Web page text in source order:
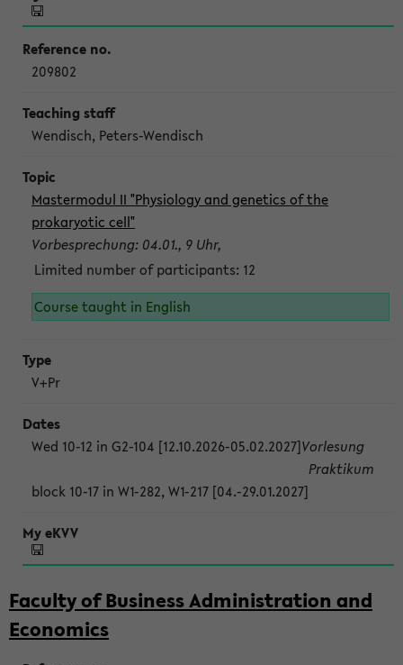
209802
Wendisch, Peters-Wendisch
Mastermodul II "Physiology and genetics of the
prokaryotic cell"
Vorbesprechung: 04.01., 9 Uhr,
Limited number of participants: 12
Course taught in English
V+Pr
Wed 10-12 in G2-104 [12.10.2026-05.02.2027]Vorlesung
block 10-17 in W1-282, W1-217 [04.-29.01.2027]
Praktikum
Faculty of Business Administration and
Economics